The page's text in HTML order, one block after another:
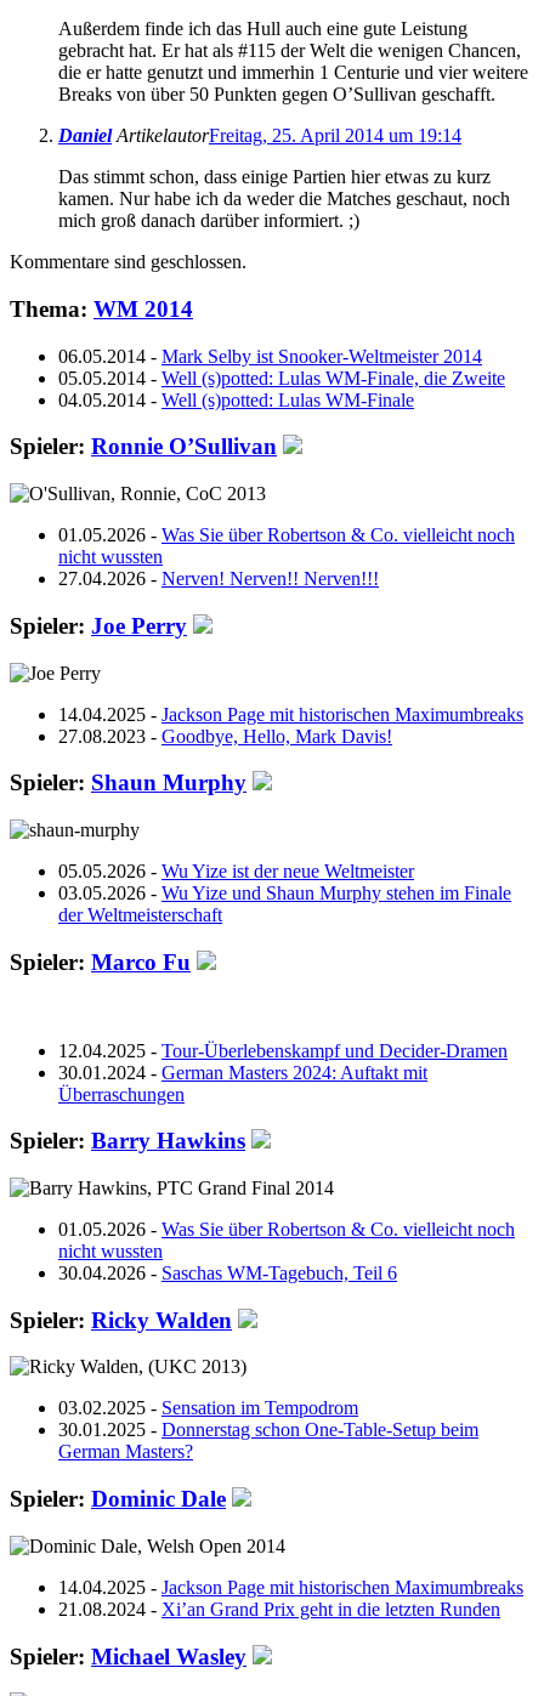
Außerdem finde ich das Hull auch eine gute Leistung
gebracht hat. Er hat als #115 der Welt die wenigen Chancen,
die er hatte genutzt und immerhin 1 Centurie und vier weitere
Breaks von über 50 Punkten gegen O’Sullivan geschafft.
Daniel ArtikelautorFreitag, 25. April 2014 um 19:14
Das stimmt schon, dass einige Partien hier etwas zu kurz
kamen. Nur habe ich da weder die Matches geschaut, noch
mich groß danach darüber informiert. ;)
Kommentare sind geschlossen.
Thema: WM 2014
06.05.2014 - Mark Selby ist Snooker-Weltmeister 2014
05.05.2014 - Well (s)potted: Lulas WM-Finale, die Zweite
04.05.2014 - Well (s)potted: Lulas WM-Finale
Spieler: Ronnie O’Sullivan
01.05.2026 - Was Sie über Robertson & Co. vielleicht noch
nicht wussten
27.04.2026 - Nerven! Nerven!! Nerven!!!
Spieler: Joe Perry
14.04.2025 - Jackson Page mit historischen Maximumbreaks
27.08.2023 - Goodbye, Hello, Mark Davis!
Spieler: Shaun Murphy
05.05.2026 - Wu Yize ist der neue Weltmeister
03.05.2026 - Wu Yize und Shaun Murphy stehen im Finale
der Weltmeisterschaft
Spieler: Marco Fu
12.04.2025 - Tour-Überlebenskampf und Decider-Dramen
30.01.2024 - German Masters 2024: Auftakt mit
Überraschungen
Spieler: Barry Hawkins
01.05.2026 - Was Sie über Robertson & Co. vielleicht noch
nicht wussten
30.04.2026 - Saschas WM-Tagebuch, Teil 6
Spieler: Ricky Walden
03.02.2025 - Sensation im Tempodrom
30.01.2025 - Donnerstag schon One-Table-Setup beim
German Masters?
Spieler: Dominic Dale
14.04.2025 - Jackson Page mit historischen Maximumbreaks
21.08.2024 - Xi’an Grand Prix geht in die letzten Runden
Spieler: Michael Wasley